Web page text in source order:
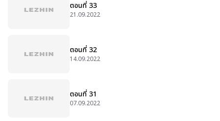
ตอนที่ 33
21.09.2022
ตอนที่ 32
14.09.2022
ตอนที่ 31
07.09.2022